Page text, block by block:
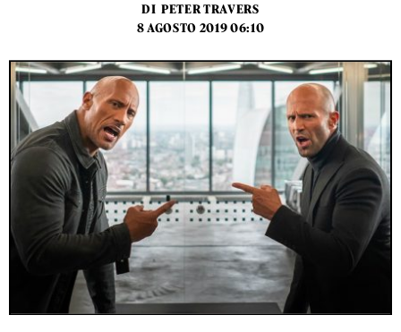
DI PETER TRAVERS
8 AGOSTO 2019 06:10